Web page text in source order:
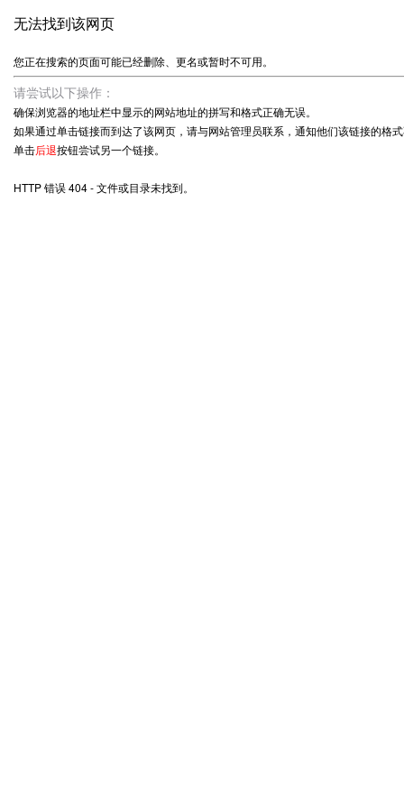
无法找到该网页
您正在搜索的页面可能已经删除、更名或暂时不可用。
请尝试以下操作：
确保浏览器的地址栏中显示的网站地址的拼写和格式正确无误。
如果通过单击链接而到达了该网页，请与网站管理员联系，通知他们该链接的格
单击后退按钮尝试另一个链接。
HTTP 错误 404 - 文件或目录未找到。